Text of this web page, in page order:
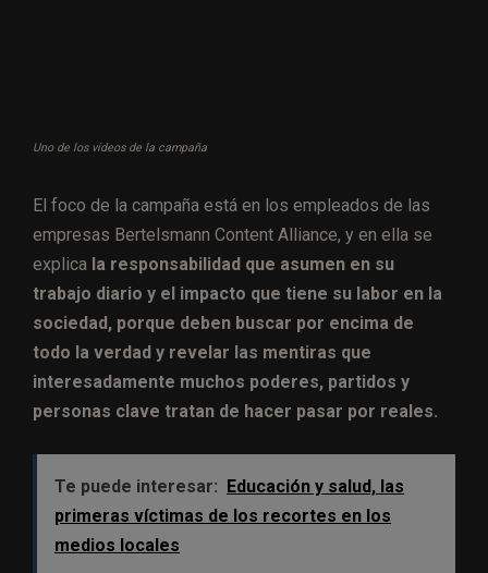
Uno de los vídeos de la campaña
El foco de la campaña está en los empleados de las
empresas Bertelsmann Content Alliance, y en ella se
explica la responsabilidad que asumen en su
trabajo diario y el impacto que tiene su labor en la
sociedad, porque deben buscar por encima de
todo la verdad y revelar las mentiras que
interesadamente muchos poderes, partidos y
personas clave tratan de hacer pasar por reales.
Te puede interesar: Educación y salud, las
primeras víctimas de los recortes en los
medios locales